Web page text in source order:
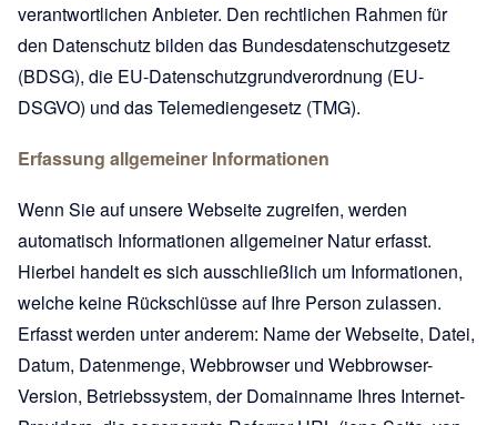
verantwortlichen Anbieter. Den rechtlichen Rahmen für
den Datenschutz bilden das Bundesdatenschutzgesetz
(BDSG), die EU-Datenschutzgrundverordnung (EU-
DSGVO) und das Telemediengesetz (TMG).
Erfassung allgemeiner Informationen
Wenn Sie auf unsere Webseite zugreifen, werden
automatisch Informationen allgemeiner Natur erfasst.
Hierbei handelt es sich ausschließlich um Informationen,
welche keine Rückschlüsse auf Ihre Person zulassen.
Erfasst werden unter anderem: Name der Webseite, Datei,
Datum, Datenmenge, Webbrowser und Webbrowser-
Version, Betriebssystem, der Domainname Ihres Internet-